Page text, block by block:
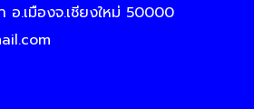
อ.เมืองจ.เชียงใหม่ 50000